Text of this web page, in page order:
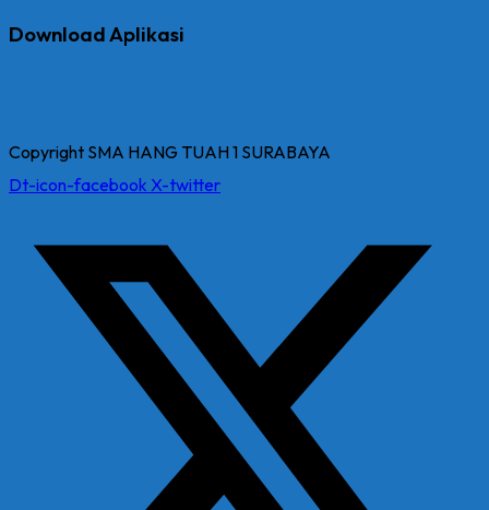
Download Aplikasi
Copyright SMA HANG TUAH 1 SURABAYA
Dt-icon-facebook X-twitter